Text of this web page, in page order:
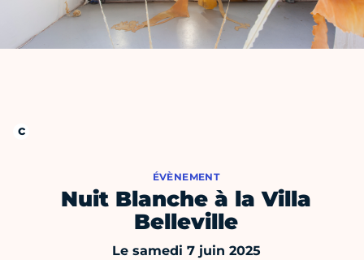
ÉVÈNEMENT
Nuit Blanche à la Villa
Belleville
Le samedi 7 juin 2025